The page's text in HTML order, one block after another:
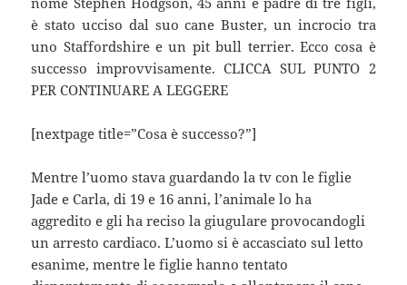
è stato ucciso dal suo cane Buster, un incrocio tra
uno Staffordshire e un pit bull terrier. Ecco cosa è
successo improvvisamente. CLICCA SUL PUNTO 2
PER CONTINUARE A LEGGERE
[nextpage title=”Cosa è successo?”]
Mentre l’uomo stava guardando la tv con le figlie
Jade e Carla, di 19 e 16 anni, l’animale lo ha
aggredito e gli ha reciso la giugulare provocandogli
un arresto cardiaco. L’uomo si è accasciato sul letto
esanime, mentre le figlie hanno tentato